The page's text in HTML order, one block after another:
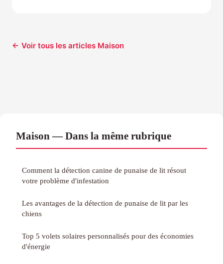
← Voir tous les articles Maison
Maison — Dans la même rubrique
Comment la détection canine de punaise de lit résout
votre problème d'infestation
Les avantages de la détection de punaise de lit par les
chiens
Top 5 volets solaires personnalisés pour des économies
d'énergie